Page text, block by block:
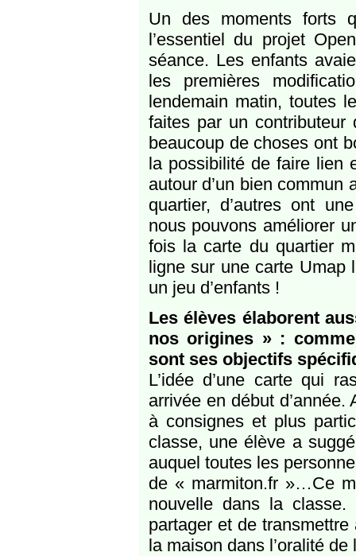
Un des moments forts
l’essentiel du projet
séance. Les enfants
les premières
lendemain matin, toutes
faites par un
beaucoup de choses ont
la possibilité de faire lien
autour d’un bien
quartier, d’autres ont
nous pouvons améliorer
fois la carte du quartier
ligne sur une carte Umap
un jeu d’enfants !
Les élèves élaborent
nos origines » :
sont ses objectifs
L’idée d’une carte qui
arrivée en début
à consignes et plus
classe, une élève a
auquel toutes les
de « marmiton.fr »…Ce
nouvelle dans la
partager et de
la maison dans l’oralité de